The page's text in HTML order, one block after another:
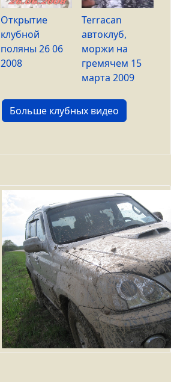
Открытие
клубной
поляны 26 06
2008
Terracan
автоклуб,
моржи на
гремячем 15
марта 2009
Больше клубных видео